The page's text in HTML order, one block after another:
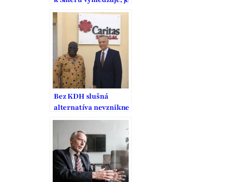
to pritom strana
vodcovského typu
Bez KDH slušná
alternatíva nevznikne